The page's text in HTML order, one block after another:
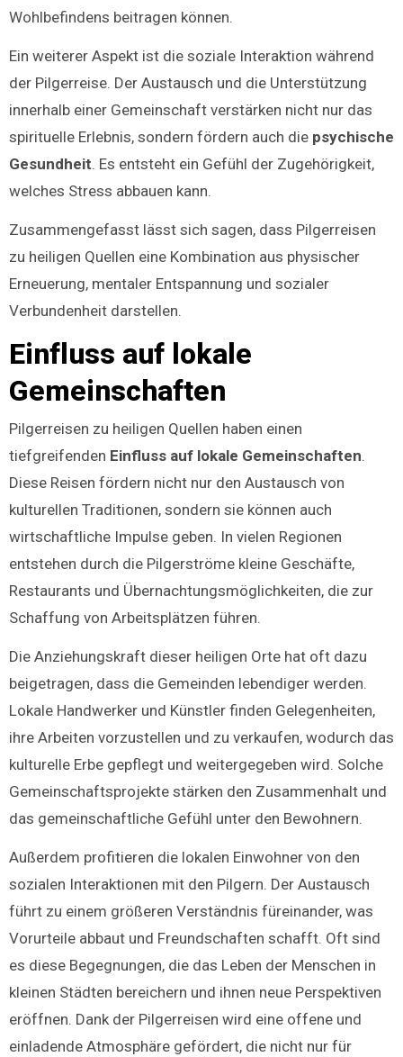
Wohlbefindens beitragen können.
Ein weiterer Aspekt ist die soziale Interaktion während
der Pilgerreise. Der Austausch und die Unterstützung
innerhalb einer Gemeinschaft verstärken nicht nur das
spirituelle Erlebnis, sondern fördern auch die psychische
Gesundheit. Es entsteht ein Gefühl der Zugehörigkeit,
welches Stress abbauen kann.
Zusammengefasst lässt sich sagen, dass Pilgerreisen
zu heiligen Quellen eine Kombination aus physischer
Erneuerung, mentaler Entspannung und sozialer
Verbundenheit darstellen.
Einfluss auf lokale
Gemeinschaften
Pilgerreisen zu heiligen Quellen haben einen
tiefgreifenden Einfluss auf lokale Gemeinschaften.
Diese Reisen fördern nicht nur den Austausch von
kulturellen Traditionen, sondern sie können auch
wirtschaftliche Impulse geben. In vielen Regionen
entstehen durch die Pilgerströme kleine Geschäfte,
Restaurants und Übernachtungsmöglichkeiten, die zur
Schaffung von Arbeitsplätzen führen.
Die Anziehungskraft dieser heiligen Orte hat oft dazu
beigetragen, dass die Gemeinden lebendiger werden.
Lokale Handwerker und Künstler finden Gelegenheiten,
ihre Arbeiten vorzustellen und zu verkaufen, wodurch das
kulturelle Erbe gepflegt und weitergegeben wird. Solche
Gemeinschaftsprojekte stärken den Zusammenhalt und
das gemeinschaftliche Gefühl unter den Bewohnern.
Außerdem profitieren die lokalen Einwohner von den
sozialen Interaktionen mit den Pilgern. Der Austausch
führt zu einem größeren Verständnis füreinander, was
Vorurteile abbaut und Freundschaften schafft. Oft sind
es diese Begegnungen, die das Leben der Menschen in
kleinen Städten bereichern und ihnen neue Perspektiven
eröffnen. Dank der Pilgerreisen wird eine offene und
einladende Atmosphäre gefördert, die nicht nur für